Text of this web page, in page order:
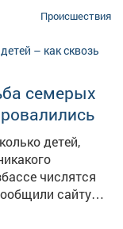
возможно,
по указанному
или
Тема на
Происшествия
семерых
детей,
сайту
Из этих